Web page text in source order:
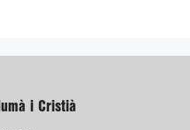
i Cristià